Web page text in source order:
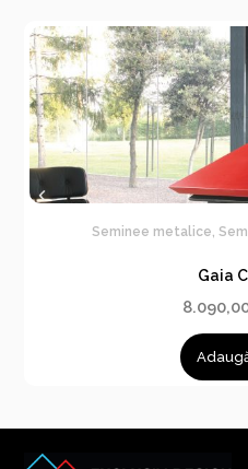
Seminee metalice,
Gaia